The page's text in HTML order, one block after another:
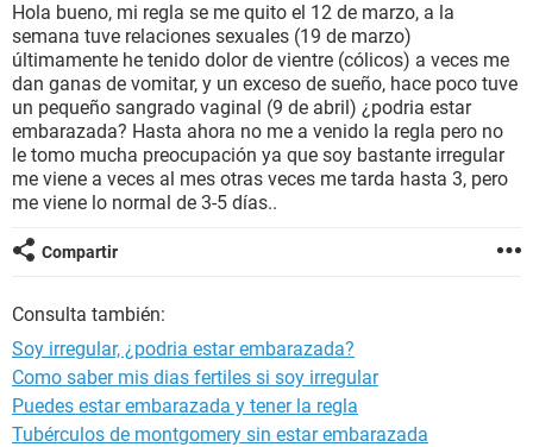
SEXUALIDAD
GLOSARIO
Hola bueno, mi regla se me quito el 12 de marzo, a la
semana tuve relaciones sexuales (19 de marzo)
últimamente he tenido dolor de vientre (cólicos) a veces me
dan ganas de vomitar, y un exceso de sueño, hace poco tuve
un pequeño sangrado vaginal (9 de abril) ¿podria estar
embarazada? Hasta ahora no me a venido la regla pero no
le tomo mucha preocupación ya que soy bastante irregular
me viene a veces al mes otras veces me tarda hasta 3, pero
me viene lo normal de 3-5 días..
Compartir
Consulta también:
Soy irregular, ¿podria estar embarazada?
Como saber mis dias fertiles si soy irregular
Puedes estar embarazada y tener la regla
Tubérculos de montgomery sin estar embarazada